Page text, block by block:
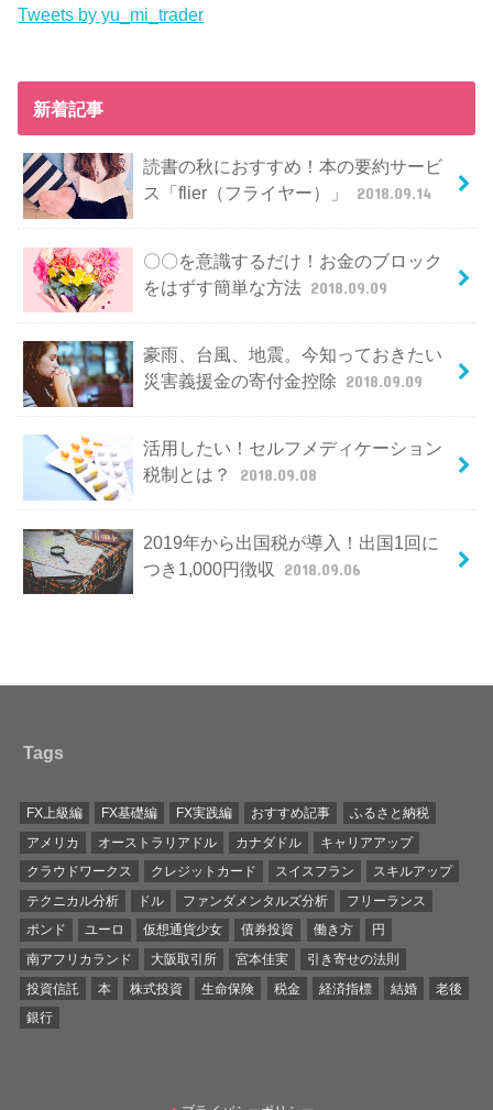
Tweets by yu_mi_trader
新着記事
読書の秋におすすめ！本の要約サービ
ス「flier（フライヤー）」
2018.09.14
〇〇を意識するだけ！お金のブロック
をはずす簡単な方法 2018.09.09
豪雨、台風、地震。今知っておきたい
災害義援金の寄付金控除 2018.09.09
活用したい！セルフメディケーション
税制とは？
2018.09.08
2019年から出国税が導入！出国1回に
つき1,000円徴収
2018.09.06
Tags
FX上級編 FX基礎編 FX実践編 おすすめ記事
ふるさと納税
アメリカ
オーストラリアドル カナダドル
キャリアアップ
クラウドワークス
クレジットカード スイスフラン
スキルアップ
テクニカル分析
ドル ファンダメンタルズ分析
フリーランス
ポンド
ユーロ 仮想通貨少女 債券投資 働き方
円
南アフリカランド
大阪取引所 宮本佳実
引き寄せの法則
投資信託
本 株式投資 生命保険 税金 経済指標 結婚
老後
銀行